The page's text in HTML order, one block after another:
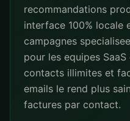
recommandations
interface 100% locale
campagnes
pour les equipes
contacts illimites et
emails le rend plus
factures par contact.